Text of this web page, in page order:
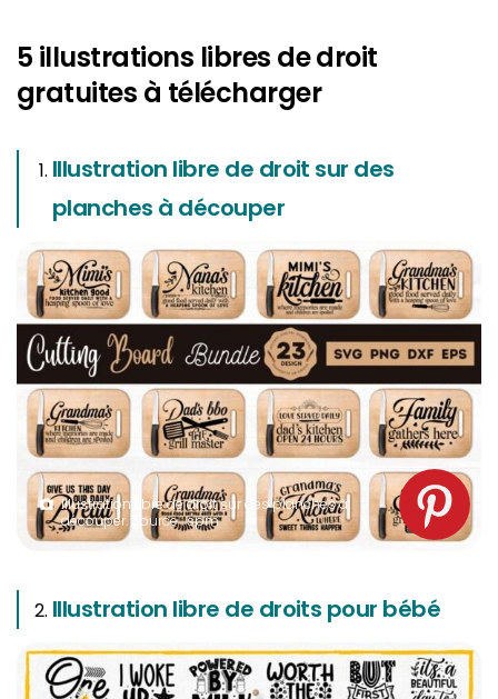
5 illustrations libres de droit
gratuites à télécharger
Illustration libre de droit sur des
planches à découper
Illustration libre de droit sur des planches à
découper. Source : spm
Illustration libre de droits pour bébé